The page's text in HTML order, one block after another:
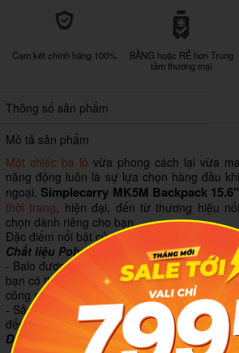
Cam kết chính hãng 100%
BẰNG hoặc RẺ hơn Trung
tâm thương mại
Thông số sản phẩm
Mô tả sản phẩm
Một chiếc ba lô vừa phong cách lại vừa
năng động luôn là sự lựa chọn hàng đầu
ngoại. Simplecarry MK5M Backpack
thời trang, hiện đại, đến từ thương hiệu
chọn dành riêng cho bạn.
Đặc điểm nổi bật của sản phẩm
Chất liệu Polyester cao cấp
- Balo được làm từ vải cao cấp, có khả năng
bạn có thể yên tâm di chuyển khi đi ra
công nghệ bên trong.
- Sản phẩm siêu bền, chống trầy xước và
đến sự thoải mái, tiện dụng khi sử dụng.
Dây đai bản lớn chịu lực tốt